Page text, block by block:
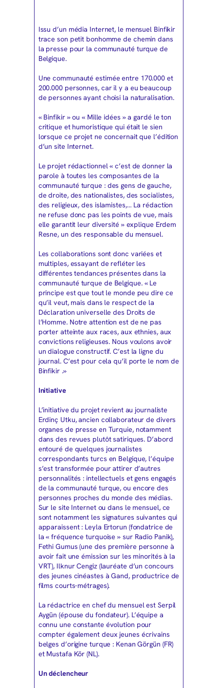
Issu d’un média Internet, le mensuel Binfikir
trace son petit bonhomme de chemin dans
la presse pour la communauté turque de
Belgique.
Une communauté estimée entre 170.000 et
200.000 personnes, car il y a eu beaucoup
de personnes ayant choisi la naturalisation.
« Binfikir » ou « Mille idées » a gardé le ton
critique et humoristique qui était le sien
lorsque ce projet ne concernait que l’édition
d’un site Internet.
Le projet rédactionnel « c’est de donner la
parole à toutes les composantes de la
communauté turque : des gens de gauche,
de droite, des nationalistes, des socialistes,
des religieux, des islamistes,… La rédaction
ne refuse donc pas les points de vue, mais
elle garantit leur diversité » explique Erdem
Resne, un des responsable du mensuel.
Les collaborations sont donc variées et
multiples, essayant de refléter les
différentes tendances présentes dans la
communauté turque de Belgique. « Le
principe est que tout le monde peu dire ce
qu’il veut, mais dans le respect de la
Déclaration universelle des Droits de
l’Homme. Notre attention est de ne pas
porter atteinte aux races, aux ethnies, aux
convictions religieuses. Nous voulons avoir
un dialogue constructif. C’est la ligne du
journal. C’est pour cela qu’il porte le nom de
Binfikir .»
Initiative
L’initiative du projet revient au journaliste
Erdinç Utku, ancien collaborateur de divers
organes de presse en Turquie, notamment
dans des revues plutôt satiriques. D’abord
entouré de quelques journalistes
correspondants turcs en Belgique, l’équipe
s’est transformée pour attirer d’autres
personnalités : intellectuels et gens engagés
de la communauté turque, ou encore des
personnes proches du monde des médias.
Sur le site Internet ou dans le mensuel, ce
sont notamment les signatures suivantes qui
apparaissent : Leyla Ertorun (fondatrice de
la « fréquence turquoise » sur Radio Panik),
Fethi Gumus (une des première personne à
avoir fait une émission sur les minorités à la
VRT), Ilknur Cengiz (lauréate d’un concours
des jeunes cinéastes à Gand, productrice de
films courts-métrages).
La rédactrice en chef du mensuel est Serpil
Aygün (épouse du fondateur). L’équipe a
connu une constante évolution pour
compter également deux jeunes écrivains
belges d’origine turque : Kenan Görgün (FR)
et Mustafa Kör (NL).
Un déclencheur